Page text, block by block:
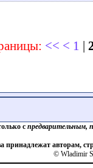
<< < 1 |
с предварительным,
принадлежат авторам,
© Wladimir